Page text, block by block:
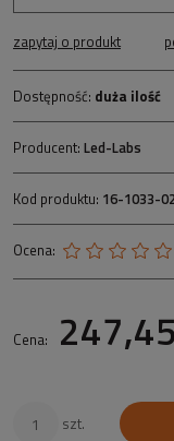
zapytaj o produkt
Dostępność: duża ilość
Producent: Led-Labs
Kod produktu: 16-1033-02
Ocena:
Cena:
szt.